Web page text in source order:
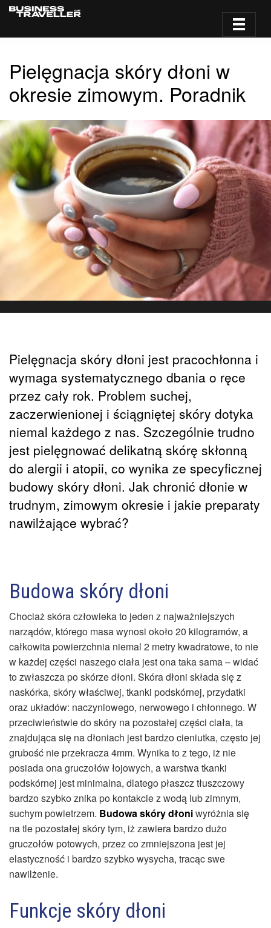
Pielęgnacja skóry dłoni w
okresie zimowym. Poradnik
Pielęgnacja skóry dłoni jest pracochłonna i
wymaga systematycznego dbania o ręce
przez cały rok. Problem suchej,
zaczerwienionej i ściągniętej skóry dotyka
niemal każdego z nas. Szczególnie trudno
jest pielęgnować delikatną skórę skłonną
do alergii i atopii, co wynika ze specyficznej
budowy skóry dłoni. Jak chronić dłonie w
trudnym, zimowym okresie i jakie preparaty
nawilżające wybrać?
Budowa skóry dłoni
Chociaż skóra człowieka to jeden z najważniejszych
narządów, którego masa wynosi około 20 kilogramów, a
całkowita powierzchnia niemal 2 metry kwadratowe, to nie
w każdej części naszego ciała jest ona taka sama – widać
to zwłaszcza po skórze dłoni. Skóra dłoni składa się z
naskórka, skóry właściwej, tkanki podskórnej, przydatki
oraz układów: naczyniowego, nerwowego i chłonnego. W
przeciwieństwie do skóry na pozostałej części ciała, ta
znajdująca się na dłoniach jest bardzo cieniutka, często jej
grubość nie przekracza 4mm. Wynika to z tego, iż nie
posiada ona gruczołów łojowych, a warstwa tkanki
podskórnej jest minimalna, dlatego płaszcz tłuszczowy
bardzo szybko znika po kontakcie z wodą lub zimnym,
suchym powietrzem. Budowa skóry dłoniwyróżnia się
na tle pozostałej skóry tym, iż zawiera bardzo dużo
gruczołów potowych, przez co zmniejszona jest jej
elastyczność i bardzo szybko wysycha, tracąc swe
nawilżenie.
Funkcje skóry dłoni